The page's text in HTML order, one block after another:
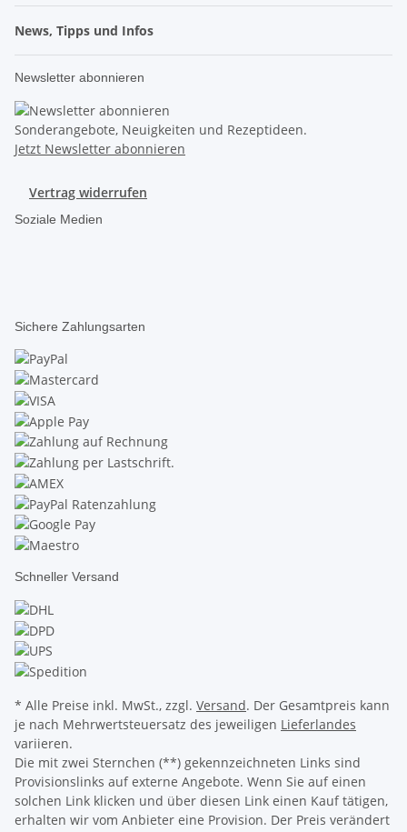
News, Tipps und Infos
Newsletter abonnieren
Sonderangebote, Neuigkeiten und Rezeptideen.
Jetzt Newsletter abonnieren
Vertrag widerrufen
Soziale Medien
Sichere Zahlungsarten
Schneller Versand
* Alle Preise inkl. MwSt., zzgl. Versand. Der Gesamtpreis kann
je nach Mehrwertsteuersatz des jeweiligen Lieferlandes
variieren.
Die mit zwei Sternchen (**) gekennzeichneten Links sind
Provisionslinks auf externe Angebote. Wenn Sie auf einen
solchen Link klicken und über diesen Link einen Kauf tätigen,
erhalten wir vom Anbieter eine Provision. Der Preis verändert